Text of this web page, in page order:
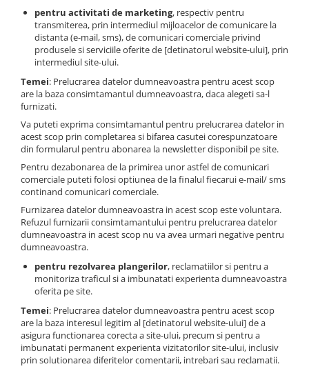
pentru activitati de marketing, respectiv pentru
transmiterea, prin intermediul mijloacelor de comunicare la
distanta (e-mail, sms), de comunicari comerciale privind
produsele si serviciile oferite de [detinatorul website-ului], prin
intermediul site-ului.
Temei: Prelucrarea datelor dumneavoastra pentru acest scop
are la baza consimtamantul dumneavoastra, daca alegeti sa-l
furnizati.
Va puteti exprima consimtamantul pentru prelucrarea datelor in
acest scop prin completarea si bifarea casutei corespunzatoare
din formularul pentru abonarea la newsletter disponibil pe site.
Pentru dezabonarea de la primirea unor astfel de comunicari
comerciale puteti folosi optiunea de la finalul fiecarui e-mail/ sms
continand comunicari comerciale.
Furnizarea datelor dumneavoastra in acest scop este voluntara.
Refuzul furnizarii consimtamantului pentru prelucrarea datelor
dumneavoastra in acest scop nu va avea urmari negative pentru
dumneavoastra.
pentru rezolvarea plangerilor, reclamatiilor si pentru a
monitoriza traficul si a imbunatati experienta dumneavoastra
oferita pe site.
Temei: Prelucrarea datelor dumneavoastra pentru acest scop
are la baza interesul legitim al [detinatorul website-ului] de a
asigura functionarea corecta a site-ului, precum si pentru a
imbunatati permanent experienta vizitatorilor site-ului, inclusiv
prin solutionarea diferitelor comentarii, intrebari sau reclamatii.